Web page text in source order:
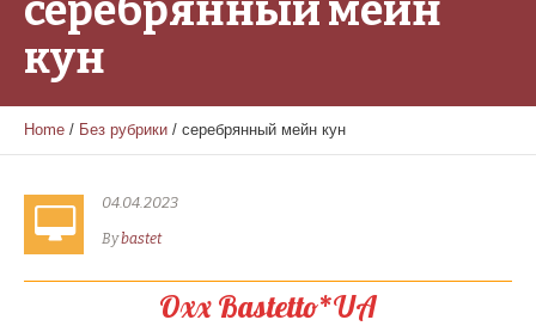
серебрянный мейн
кун
Home / Без рубрики / серебрянный мейн кун
04.04.2023
Bybastet
Oxx Bastetto*UA